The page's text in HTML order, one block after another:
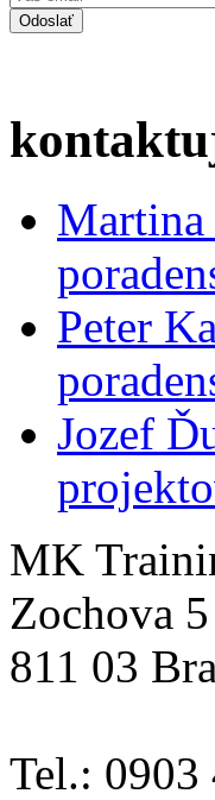
Peter
Jozef
MK
Zochova 5
811 03
Tel.: 0903